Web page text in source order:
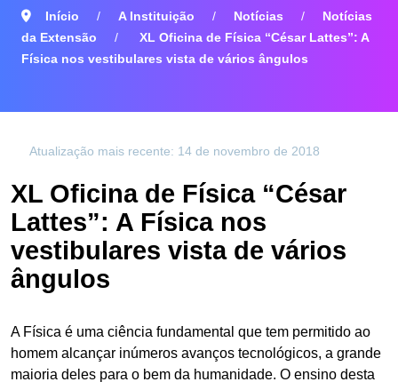
Início A Instituição Notícias
Notícias
da Extensão
XL Oficina de Física “César Lattes”: A
Física nos vestibulares vista de vários ângulos
Atualização mais recente: 14 de novembro de 2018
XL Oficina de Física “César
Lattes”: A Física nos
vestibulares vista de vários
ângulos
A Física é uma ciência fundamental que tem permitido ao
homem alcançar inúmeros avanços tecnológicos, a grande
maioria deles para o bem da humanidade. O ensino desta